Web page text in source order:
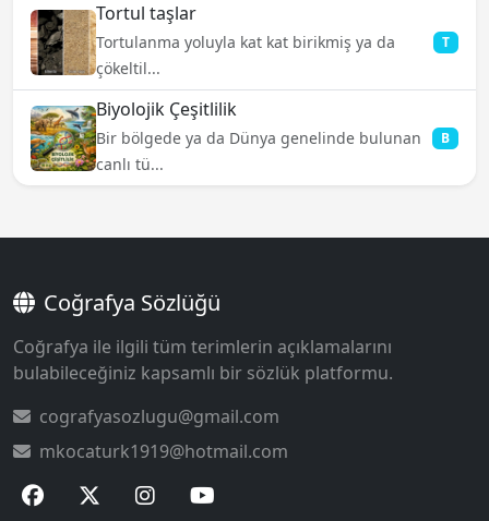
Tortul taşlar
Tortulanma yoluyla kat kat birikmiş ya da
çökeltil...
T
Biyolojik Çeşitlilik
Bir bölgede ya da Dünya genelinde bulunan
canlı tü...
B
Coğrafya Sözlüğü
Coğrafya ile ilgili tüm terimlerin açıklamalarını
bulabileceğiniz kapsamlı bir sözlük platformu.
cografyasozlugu@gmail.com
mkocaturk1919@hotmail.com